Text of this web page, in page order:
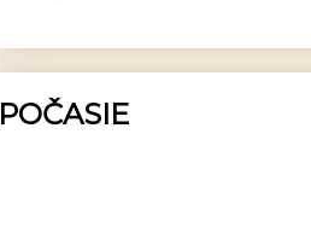
POČASIE